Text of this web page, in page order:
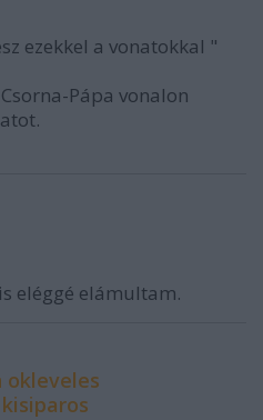
ezekkel a vonatokkal "
Pápa vonalon
eléggé elámultam.
okleveles